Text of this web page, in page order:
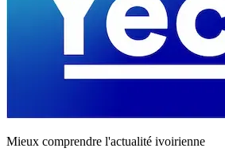
Mieux comprendre l'actualité ivoirienne